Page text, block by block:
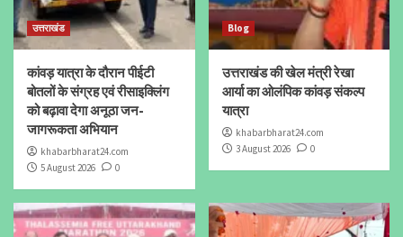
उत्तराखंड
कांवड़ यात्रा के दौरान पीईटी
बोतलों के संग्रह एवं रीसाइक्लिंग
को बढ़ावा देगा अनूठा जन-
जागरूकता अभियान
khabarbharat24.com
5 August 2026
0
Blog
उत्तराखंड की खेल मंत्री रेखा
आर्या का ओलंपिक कांवड़ संकल्प
यात्रा
khabarbharat24.com
3 August 2026
0